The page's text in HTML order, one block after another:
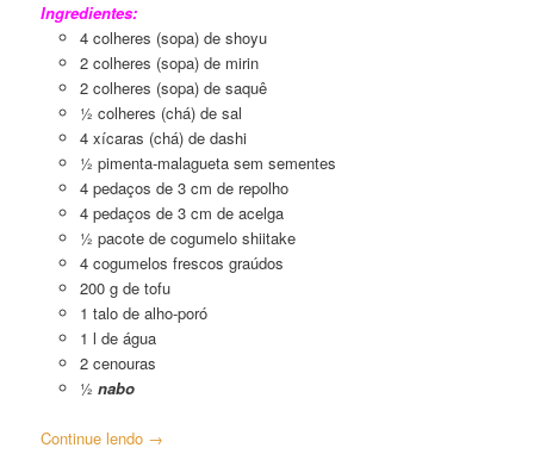
Ingredientes:
4 colheres (sopa) de shoyu
2 colheres (sopa) de mirin
2 colheres (sopa) de saquê
½ colheres (chá) de sal
4 xícaras (chá) de dashi
½ pimenta-malagueta sem sementes
4 pedaços de 3 cm de repolho
4 pedaços de 3 cm de acelga
½ pacote de cogumelo shiitake
4 cogumelos frescos graúdos
200 g de tofu
1 talo de alho-poró
1 l de água
2 cenouras
½ nabo
Continue lendo →